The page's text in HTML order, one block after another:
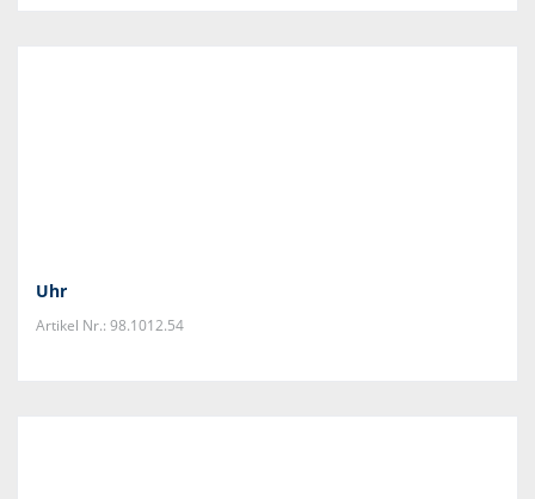
Uhr
Artikel Nr.: 98.1012.54